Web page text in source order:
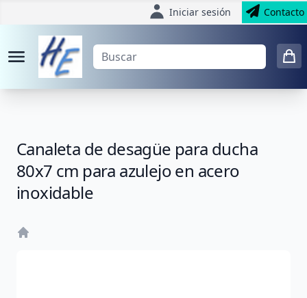
Iniciar sesión Contacto
Canaleta de desagüe para ducha
80x7 cm para azulejo en acero
inoxidable